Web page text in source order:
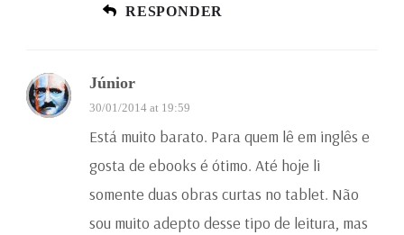
RESPONDER
Júnior
30/01/2014 at 19:59
Está muito barato. Para quem lê em inglês e
gosta de ebooks é ótimo. Até hoje li
somente duas obras curtas no tablet. Não
sou muito adepto desse tipo de leitura, mas